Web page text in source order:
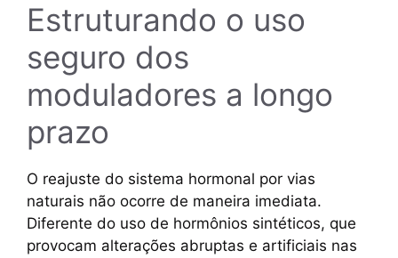
Estruturando o uso
seguro dos
moduladores a longo
prazo
O reajuste do sistema hormonal por vias
naturais não ocorre de maneira imediata.
Diferente do uso de hormônios sintéticos, que
provocam alterações abruptas e artificiais nas